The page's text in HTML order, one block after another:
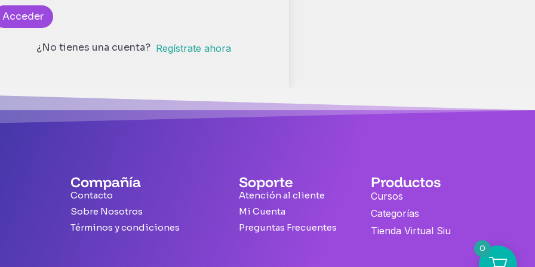
Acceder
¿No tienes una cuenta? Regístrate ahora
Compañía
Contacto
Sobre Nosotros
Términos y condiciones
Soporte
Atención al cliente
Mi Cuenta
Preguntas Frecuentes
Productos
Cursos
Categorías
Tienda Virtual Siu
0